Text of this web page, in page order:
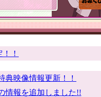
！
典映像情報更新！！
情報を追加しました!!